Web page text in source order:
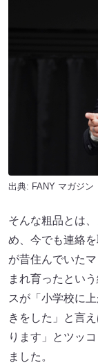
出典: FANY マガジン
そんな粗品とは
め、今でも連絡
が昔住んでいた
まれ育ったとい
スが「小学校に
きをした」と言
ります」とツッ
ました。